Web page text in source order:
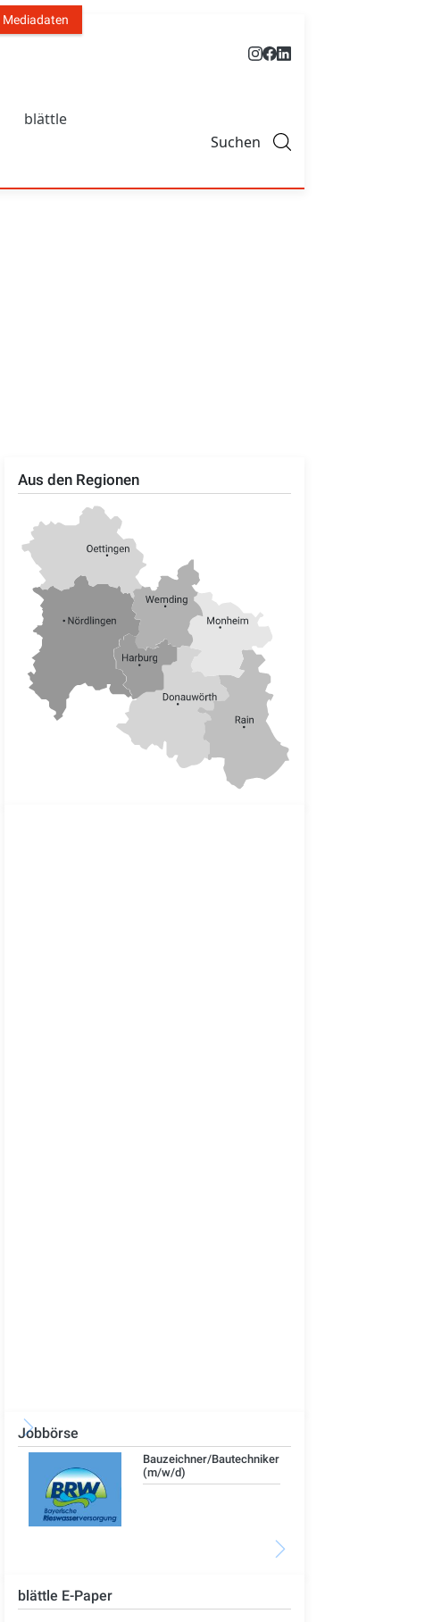
Mediadaten
blättle
Suchen
Aus den Regionen
Jobbörse
Technischer Leiter -
Bauleiter (m/w/d)
blättle E-Paper